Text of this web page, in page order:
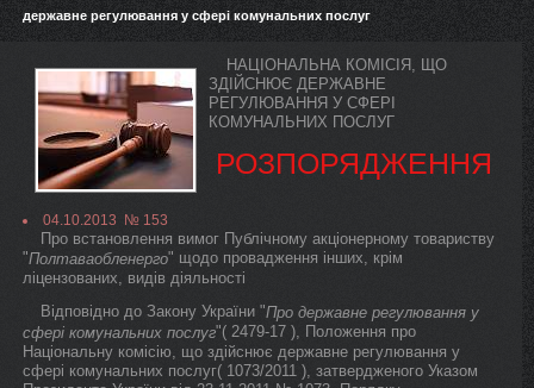
державне регулювання у сфері комунальних послуг
НАЦІОНАЛЬНА КОМІСІЯ, ЩО
ЗДІЙСНЮЄ ДЕРЖАВНЕ
РЕГУЛЮВАННЯ У СФЕРІ
КОМУНАЛЬНИХ ПОСЛУГ
РОЗПОРЯДЖЕННЯ
04.10.2013 № 153
Про встановлення вимог Публічному акціонерному товариству
"Полтаваобленерго" щодо провадження інших, крім
ліцензованих, видів діяльності
Відповідно до Закону України "Про державне регулювання у
сфері комунальних послуг"( 2479-17 ), Положення про
Національну комісію, що здійснює державне регулювання у
сфері комунальних послуг( 1073/2011 ), затвердженого Указом